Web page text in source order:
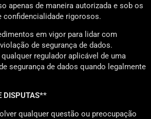
apenas de maneira autorizada e sob os
confidencialidade rigorosos.
em vigor para lidar com
de segurança de dados.
regulador aplicável de uma
segurança de dados quando legalmente
DISPUTAS**
qualquer questão ou preocupação